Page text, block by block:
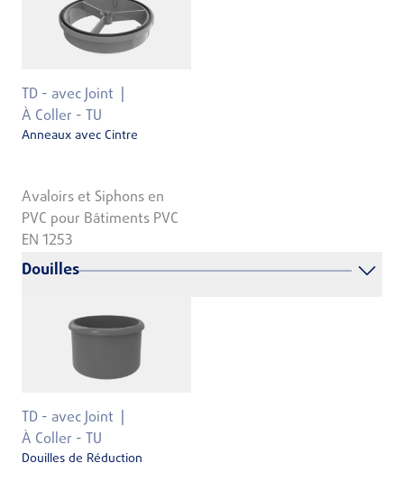
TD - avec Joint
À Coller - TU
Anneaux avec Cintre
Avaloirs et Siphons en
PVC pour Bâtiments PVC
EN 1253
Douilles
TD - avec Joint
À Coller - TU
Douilles de Réduction